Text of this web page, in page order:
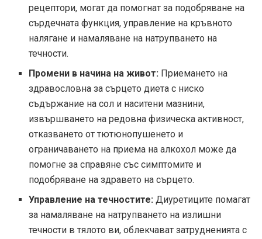
рецептори, могат да помогнат за подобряване на
сърдечната функция, управление на кръвното
налягане и намаляване на натрупването на
течности.
Промени в начина на живот: Приемането на
здравословна за сърцето диета с ниско
съдържание на сол и наситени мазнини,
извършването на редовна физическа активност,
отказването от тютюнопушенето и
ограничаването на приема на алкохол може да
помогне за справяне със симптомите и
подобряване на здравето на сърцето.
Управление на течностите: Диуретиците помагат
за намаляване на натрупването на излишни
течности в тялото ви, облекчават затрудненията с